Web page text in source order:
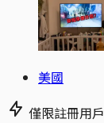
美國
僅限註冊用戶